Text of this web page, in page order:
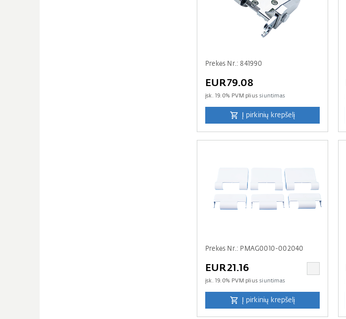
Prekės Nr.: 841990
EUR79.08
įsk. 19.0% PVM pliussiuntimas
Į pirkinių krepšelį
Prekės Nr.: PMAG0010-002040
EUR21.16
įsk. 19.0% PVM pliussiuntimas
Į pirkinių krepšelį